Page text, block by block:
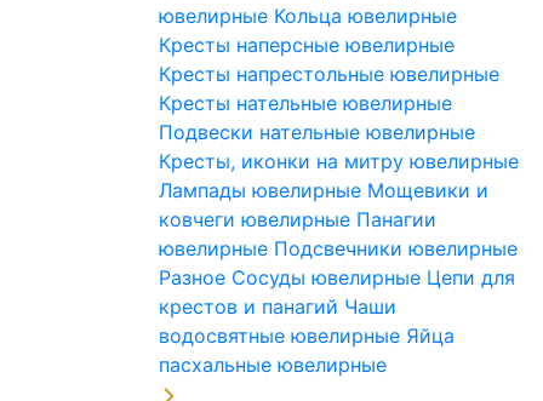
ювелирные Кольца ювелирные
Кресты наперсные ювелирные
Кресты напрестольные ювелирные
Кресты нательные ювелирные
Подвески нательные ювелирные
Кресты, иконки на митру ювелирные
Лампады ювелирные Мощевики и
ковчеги ювелирные Панагии
ювелирные Подсвечники ювелирные
Разное Сосуды ювелирные Цепи для
крестов и панагий Чаши
водосвятные ювелирные Яйца
пасхальные ювелирные